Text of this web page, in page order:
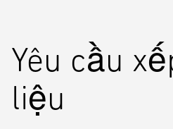
Yêu cầu
liệu